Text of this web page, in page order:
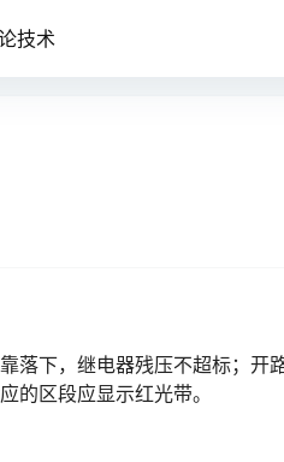
技术
落下，继电器残压不超标；开
的区段应显示红光带。󠅅󠅃󠄵󠅂󠄪󠇖󠆨󠆨󠇕󠆞󠆒󠅬󠇘󠆭󠆘󠇙󠆝󠅵󠇗󠆭󠆁󠄐󠇗󠅹󠅸󠇖󠆍󠅳󠇖󠅹󠅰󠇖󠆌󠅹